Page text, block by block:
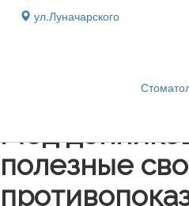
ул.Луначарского
Мед
полезные